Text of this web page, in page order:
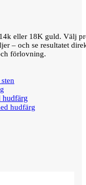
eller 18K guld. Välj
– och se resultatet
förlovning.
hudfärg